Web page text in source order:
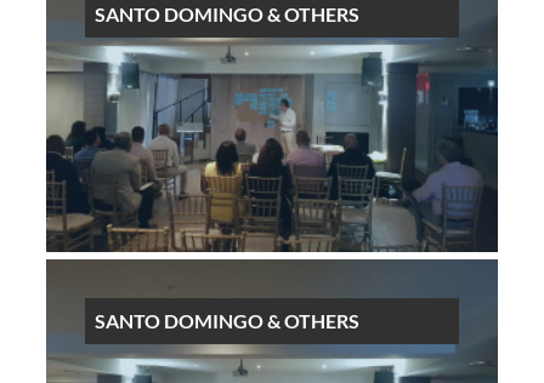
SANTO DOMINGO & OTHERS
SANTO DOMINGO & OTHERS